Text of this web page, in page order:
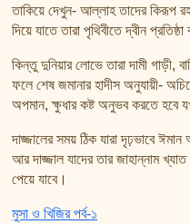
তাকিয়ে দেখুন- আল্লাহ তাদের কিরূপ
দিয়ে যাতে তারা পৃথিবীতে দ্বীন
কিন্তু দুনিয়ার লোভে তারা দামী গাড়ী,
ফলে শেষ জমানার হাদীস অনুযায়ী-
অপমান, ক্ষুধার কষ্ট অনুভব করতে
দাজ্জালের সময় ঠিক যারা দৃঢ়ভাবে ঈমান
আর দাজ্জাল যাদের তার জাহান্নাম
পেয়ে যাবে।
মুসা ও খিজির পর্ব-১